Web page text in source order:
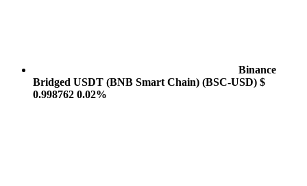
Binance
Bridged USDT (BNB Smart Chain) (BSC-USD) $
0.998762 0.02%